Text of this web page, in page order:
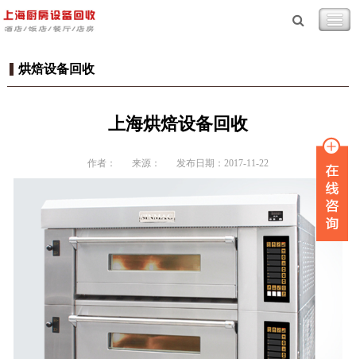
烘焙设备回收
上海烘焙设备回收
作者： 来源： 发布日期：2017-11-22